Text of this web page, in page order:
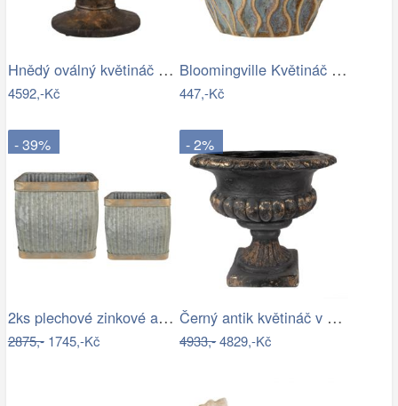
Hnědý oválný květináč na noze zdobený…
4592,-Kč
Bloomingville Květináč Feren Ø 12 cm
447,-Kč
- 39%
2ks plechové zinkové antik obaly na…
2875,-1745,-Kč
- 2%
Černý antik květináč v barokním stylu…
4933,-4829,-Kč